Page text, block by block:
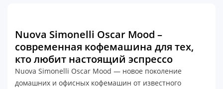
Nuova Simonelli Oscar Mood –
современная кофемашина для тех,
кто любит настоящий эспрессо
Nuova Simonelli Oscar Mood — новое поколение
домашних и офисных кофемашин от известного